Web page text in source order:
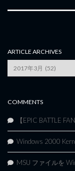
ARTICLE ARCHIVES
Archives
COMMENTS
【EPIC BATTLE
Windows 2000
MSU ファイルを